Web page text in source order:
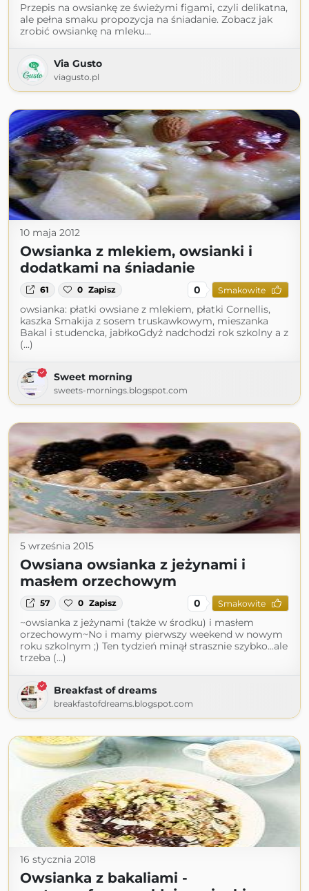
Przepis na owsiankę ze świeżymi figami, czyli delikatna,
ale pełna smaku propozycja na śniadanie. Zobacz jak
zrobić owsiankę na mleku…
Via Gusto
viagusto.pl
10 maja 2012
Owsianka z mlekiem, owsianki i
dodatkami na śniadanie
61 0 Zapisz 0 Smakowite
owsianka: płatki owsiane z mlekiem, płatki Cornellis,
kaszka Smakija z sosem truskawkowym, mieszanka
Bakal i studencka, jabłkoGdyż nadchodzi rok szkolny a z
(...)
Sweet morning
sweets-mornings.blogspot.com
5 września 2015
Owsiana owsianka z jeżynami i
masłem orzechowym
57 0 Zapisz 0 Smakowite
~owsianka z jeżynami (także w środku) i masłem
orzechowym~No i mamy pierwszy weekend w nowym
roku szkolnym ;) Ten tydzień minął strasznie szybko...ale
trzeba (...)
Breakfast of dreams
breakfastofdreams.blogspot.com
16 stycznia 2018
Owsianka z bakaliami -